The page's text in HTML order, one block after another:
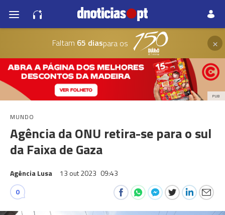
Faltam 65 diaspara os ×
PUB
MUNDO
Agência da ONU retira-se para o sul
da Faixa de Gaza
Agência Lusa 13 out 2023 09:43
0